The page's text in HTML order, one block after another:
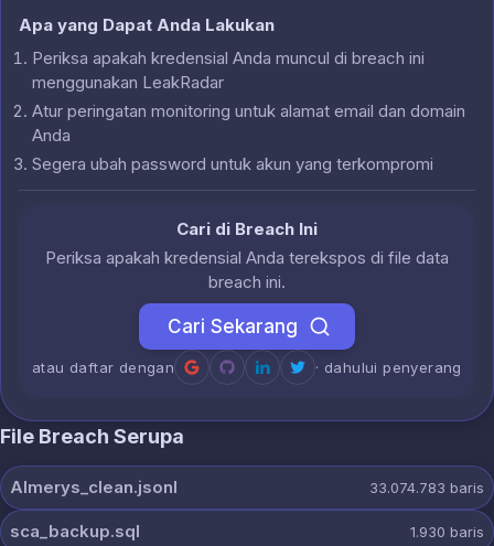
Apa yang Dapat Anda Lakukan
Periksa apakah kredensial Anda muncul di breach ini
menggunakan LeakRadar
Atur peringatan monitoring untuk alamat email dan domain
Anda
Segera ubah password untuk akun yang terkompromi
Cari di Breach Ini
Periksa apakah kredensial Anda terekspos di file data
breach ini.
Cari Sekarang
atau daftar dengan · dahului penyerang
File Breach Serupa
Almerys_clean.jsonl 33.074.783 baris
sca_backup.sql 1.930 baris